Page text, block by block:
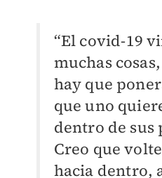
“El covid-19
muchas
hay que
que uno
dentro de
Creo que
hacia dentro,